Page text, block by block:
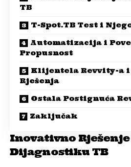
TB
T-Spot.TB Test i
Automatizacija i
Propusnost
Klijentela Revvity-a i
Rješenja
Ostala Postignuća
Zaključak
Inovativno Rješenje
Dijagnostiku TB